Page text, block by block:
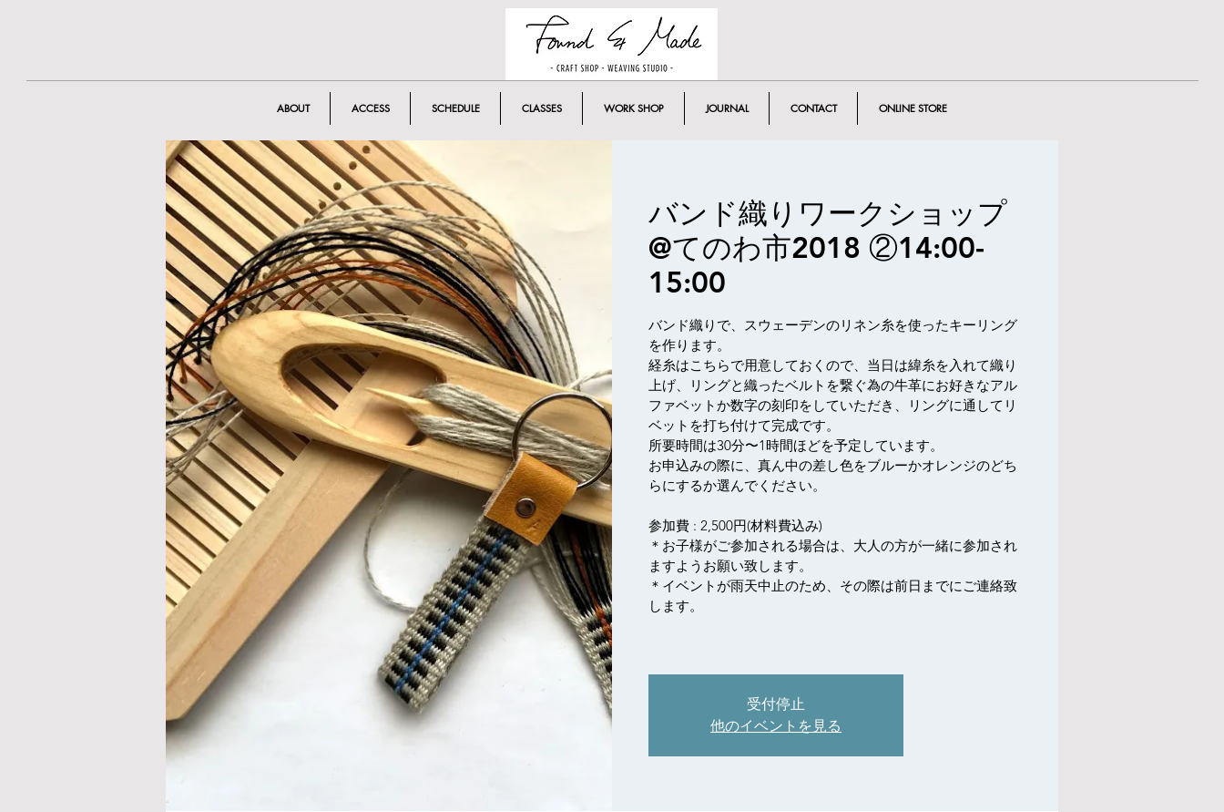
ABOUT ACCESS SCHEDULE CLASSES WORK SHOP JOURNAL CONTACT ONLINE STORE
バンド織りワークショップ
@てのわ市2018 ②14:00-
15:00
バンド織りで、スウェーデンのリネン糸を使ったキーリング
を作ります。
経糸はこちらで用意しておくので、当日は緯糸を入れて織り
上げ、リングと織ったベルトを繋ぐ為の牛革にお好きなアル
ファベットか数字の刻印をしていただき、リングに通してリ
ベットを打ち付けて完成です。
所要時間は30分〜1時間ほどを予定しています。
お申込みの際に、真ん中の差し色をブルーかオレンジのどち
らにするか選んでください。
参加費 : 2,500円(材料費込み)
＊お子様がご参加される場合は、大人の方が一緒に参加され
ますようお願い致します。
＊イベントが雨天中止のため、その際は前日までにご連絡致
します。
受付停止
他のイベントを見る